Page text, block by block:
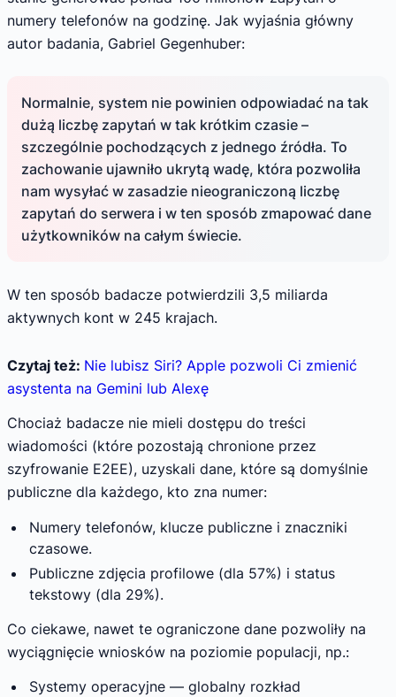
numery telefonów na godzinę. Jak wyjaśnia główny
autor badania, Gabriel Gegenhuber:
Normalnie, system nie powinien odpowiadać na tak
dużą liczbę zapytań w tak krótkim czasie –
szczególnie pochodzących z jednego źródła. To
zachowanie ujawniło ukrytą wadę, która pozwoliła
nam wysyłać w zasadzie nieograniczoną liczbę
zapytań do serwera i w ten sposób zmapować dane
użytkowników na całym świecie.
W ten sposób badacze potwierdzili 3,5 miliarda
aktywnych kont w 245 krajach.
Czytaj też: Nie lubisz Siri? Apple pozwoli Ci zmienić
asystenta na Gemini lub Alexę
Chociaż badacze nie mieli dostępu do treści
wiadomości (które pozostają chronione przez
szyfrowanie E2EE), uzyskali dane, które są domyślnie
publiczne dla każdego, kto zna numer:
Numery telefonów, klucze publiczne i znaczniki
czasowe.
Publiczne zdjęcia profilowe (dla 57%) i status
tekstowy (dla 29%).
Co ciekawe, nawet te ograniczone dane pozwoliły na
wyciągnięcie wniosków na poziomie populacji, np.:
Systemy operacyjne — globalny rozkład